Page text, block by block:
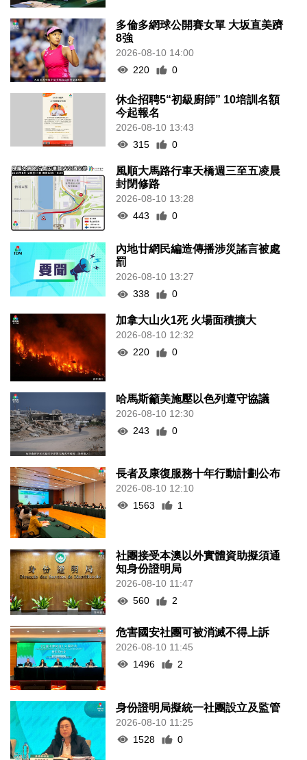
多倫多網球公開賽女單 大坂直美躋
8強
2026-08-10 14:00
220
0
休企招聘5“初級廚師” 10培訓名額
今起報名
2026-08-10 13:43
315
0
風順大馬路行車天橋週三至五凌晨
封閉修路
2026-08-10 13:28
443
0
內地廿網民編造傳播涉災謠言被處
罰
2026-08-10 13:27
338
0
加拿大山火1死 火場面積擴大
2026-08-10 12:32
220
0
哈馬斯籲美施壓以色列遵守協議
2026-08-10 12:30
243
0
長者及康復服務十年行動計劃公布
2026-08-10 12:10
1563
1
社團接受本澳以外實體資助擬須通
知身份證明局
2026-08-10 11:47
560
2
危害國安社團可被消滅不得上訴
2026-08-10 11:45
1496
2
身份證明局擬統一社團設立及監管
2026-08-10 11:25
1528
0